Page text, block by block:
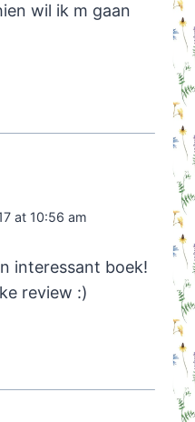
wil ik m gaan
at 10:56 am
interessant boek!
review :)